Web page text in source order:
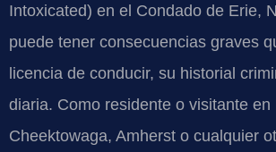
Intoxicated) en el Condado de Erie,
puede tener consecuencias graves
licencia de conducir, su historial
diaria. Como residente o visitante en
Cheektowaga, Amherst o cualquier